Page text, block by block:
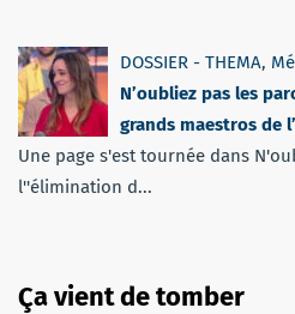
DOSSIER - THEMA,
N’oubliez pas les
grands maestros de
Une page s'est tournée dans
l''élimination d...
Ça vient de tomber